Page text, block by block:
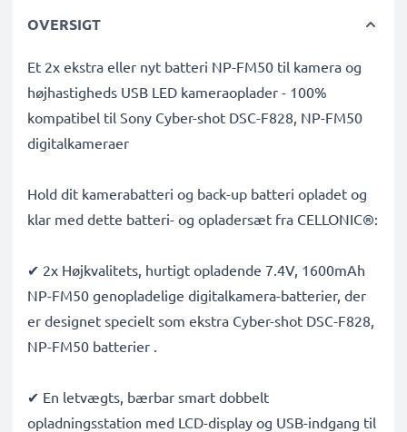
OVERSIGT
Et 2x ekstra eller nyt batteri NP-FM50 til kamera og
højhastigheds USB LED kameraoplader - 100%
kompatibel til Sony Cyber-shot DSC-F828, NP-FM50
digitalkameraer
Hold dit kamerabatteri og back-up batteri opladet og
klar med dette batteri- og opladersæt fra CELLONIC®:
✔ 2x Højkvalitets, hurtigt opladende 7.4V, 1600mAh
NP-FM50 genopladelige digitalkamera-batterier, der
er designet specielt som ekstra Cyber-shot DSC-F828,
NP-FM50 batterier .
✔ En letvægts, bærbar smart dobbelt
opladningsstation med LCD-display og USB-indgang til